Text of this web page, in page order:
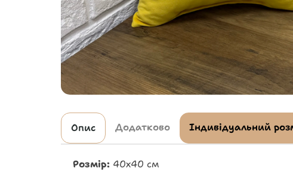
Опис Додатково Індивідуальний
Розмір: 40х40 см